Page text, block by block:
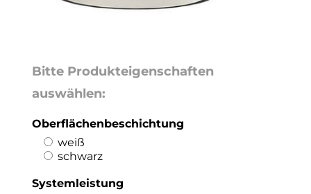
Bitte Produkteigenschaften
auswählen:
Oberflächenbeschichtung
weiß
schwarz
Systemleistung